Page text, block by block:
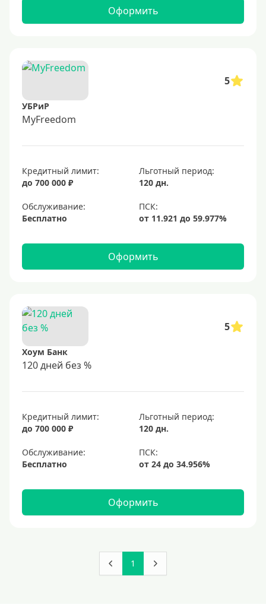
Оформить
5
УБРиР
MyFreedom
Кредитный лимит:
до 700 000 ₽
Льготный период:
120 дн.
Обслуживание:
Бесплатно
Оформить
5
Хоум Банк
120 дней без %
Кредитный лимит:
до 700 000 ₽
Льготный период:
120 дн.
Обслуживание:
Бесплатно
Оформить
1